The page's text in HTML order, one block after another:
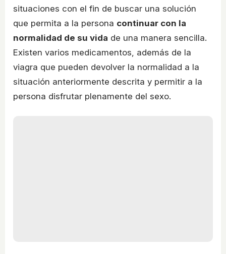
situaciones con el fin de buscar una solución
que permita a la persona continuar con la
normalidad de su vida de una manera sencilla.
Existen varios medicamentos, además de la
viagra que pueden devolver la normalidad a la
situación anteriormente descrita y permitir a la
persona disfrutar plenamente del sexo.